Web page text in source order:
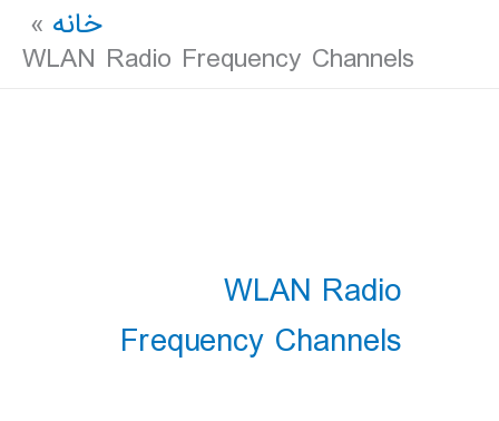
خانه
WLAN Radio Frequency Channels
WLAN Radio
Frequency Channels